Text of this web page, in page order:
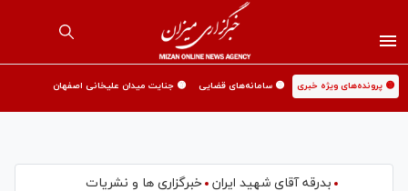
🟡 پرونده‌های ویژه خبری 🟡 سامانه‌های قضایی 🟡 جنایت میدان علیخانی اصفهان
بدرقه آقای شهید ایران
خبرگزاری ها و نشریات